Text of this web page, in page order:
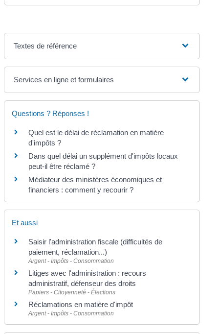
Textes de référence
Services en ligne et formulaires
Questions ? Réponses !
Quel est le délai de réclamation en matière
d'impôts ?
Dans quel délai un supplément d'impôts locaux
peut-il être réclamé ?
Médiateur des ministères économiques et
financiers : comment y recourir ?
Et aussi
Saisir l'administration fiscale (difficultés de
paiement, réclamation...)
Argent - Impôts - Consommation
Litiges avec l'administration : recours
administratif, défenseur des droits
Papiers - Citoyenneté - Élections
Réclamations en matière d'impôt
Argent - Impôts - Consommation